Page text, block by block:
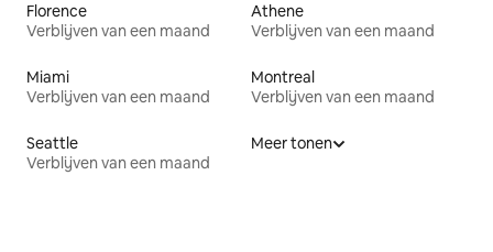
Florence
Verblijven van een maand
Athene
Verblijven van een maand
Miami
Verblijven van een maand
Montreal
Verblijven van een maand
Seattle
Verblijven van een maand
Meer tonen